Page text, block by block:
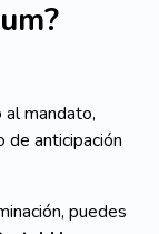
mandato,
de anticipación
puedes